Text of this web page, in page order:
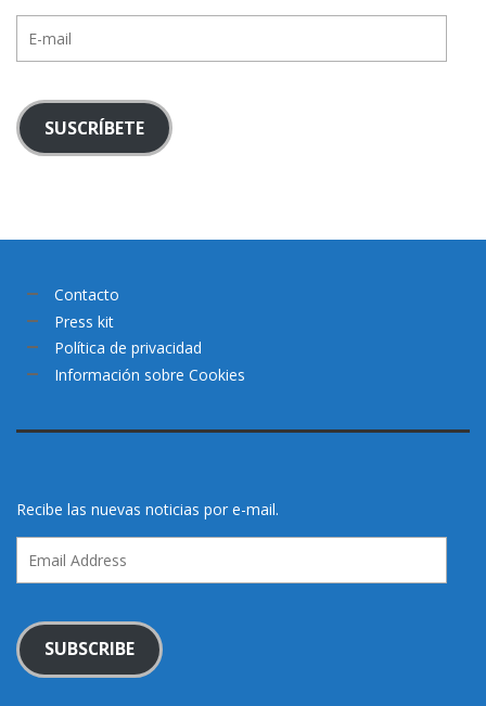
mail
SUSCRÍBETE
Contacto
Press kit
Política de privacidad
Información sobre Cookies
Recibe las nuevas noticias por e-mail.
Address
SUBSCRIBE